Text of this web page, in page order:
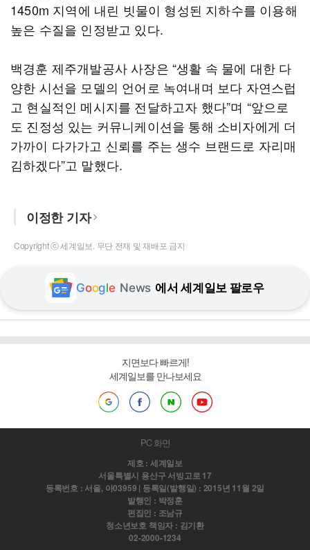
1450m 지역에 내린 빗물이 형성된 지하수를 이용해
높은 수질을 인정받고 있다.
백경훈 제주개발공사 사장은 “생활 속 물에 대한 다
양한 시선을 모델의 언어로 녹여내며 보다 자연스럽
고 현실적인 메시지를 전달하고자 했다”며 “앞으로
도 진정성 있는 커뮤니케이션을 통해 소비자에게 더
가까이 다가가고 신뢰를 주는 생수 브랜드로 자리매
김하겠다”고 말했다.
이정한 기자
Copyright ⓒ 세계일보. 무단 전재 및 재배포 금지
Google News 에서 세계일보 팔로우
지면보다 빠르게!
세계일보를 만나보세요
PC 화면
제호 : 세계일보
서울특별시 용산구 서빙고로 17
등록번호 : 서울, 아03959 | 등록일(발행일) : 2015년 11월 2일
발행인 : 박정훈
편집인 : 조남규
청소년보호 책임자 : 김기환
02-2000-1234